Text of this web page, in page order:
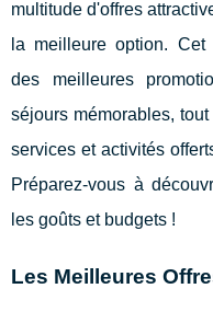
multitude d'offres
la meilleure option.
des meilleures
séjours mémorables,
services et activités
Préparez-vous à
les goûts et budgets !
Les Meilleures